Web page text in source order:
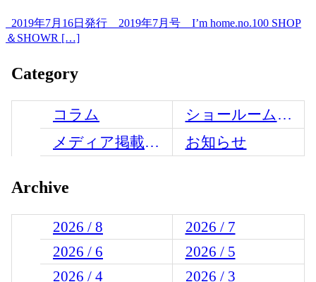
2019年7月16日発行 2019年7月号 I’m home.no.100 SHOP
＆SHOWR […]
Category
コラム
ショールームからのお知らせ
メディア掲載情報
お知らせ
Archive
2026 / 8
2026 / 7
2026 / 6
2026 / 5
2026 / 4
2026 / 3